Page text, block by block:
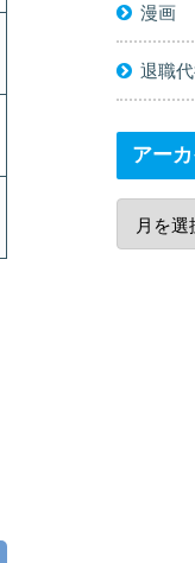
漫画
退職
アー